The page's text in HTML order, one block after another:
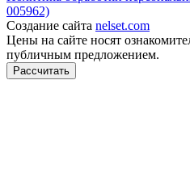
005962)
Создание сайта nelset.com
Цены на сайте носят
публичным предложением.
Рассчитать